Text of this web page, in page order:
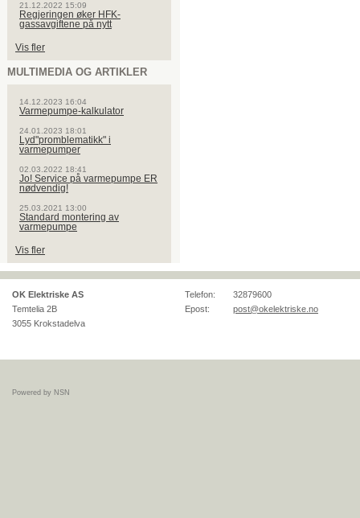
21.12.2022 15:09
Regjeringen øker HFK-
gassavgiftene på nytt
Vis fler
MULTIMEDIA OG ARTIKLER
14.12.2023 16:04
Varmepumpe-kalkulator
24.01.2023 18:01
Lyd"promblematikk" i
varmepumper
02.03.2022 18:41
Jo! Service på varmepumpe ER
nødvendig!
25.03.2021 13:00
Standard montering av
varmepumpe
Vis fler
OK Elektriske AS
Temtelia 2B
3055 Krokstadelva
Telefon:
32879600
Epost:
post@okelektriske.no
Powered by NSN